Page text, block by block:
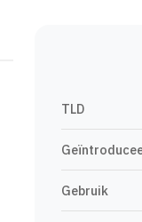
TLD
Gebruik